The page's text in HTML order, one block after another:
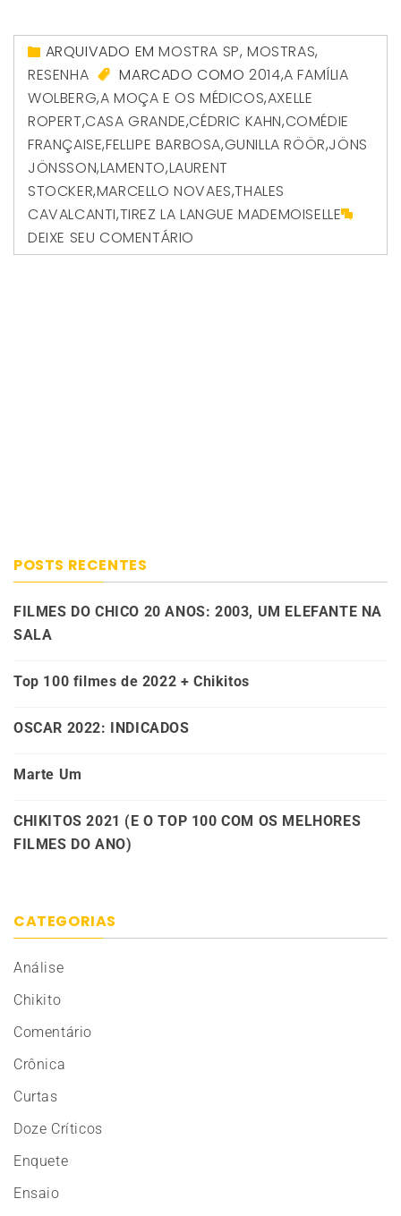
ARQUIVADO EMMOSTRA SP,MOSTRAS,
RESENHA
MARCADO COMO2014,A FAMÍLIA
WOLBERG,A MOÇA E OS MÉDICOS,AXELLE
ROPERT,CASA GRANDE,CÉDRIC KAHN,COMÉDIE
FRANÇAISE,FELLIPE BARBOSA,GUNILLA RÖÖR,JÖNS
JÖNSSON,LAMENTO,LAURENT
STOCKER,MARCELLO NOVAES,THALES
CAVALCANTI,TIREZ LA LANGUE MADEMOISELLE
DEIXE SEU COMENTÁRIO
POSTS RECENTES
FILMES DO CHICO 20 ANOS: 2003, UM ELEFANTE NA
SALA
Top 100 filmes de 2022 + Chikitos
OSCAR 2022: INDICADOS
Marte Um
CHIKITOS 2021 (E O TOP 100 COM OS MELHORES
FILMES DO ANO)
CATEGORIAS
Análise
Chikito
Comentário
Crônica
Curtas
Doze Críticos
Enquete
Ensaio